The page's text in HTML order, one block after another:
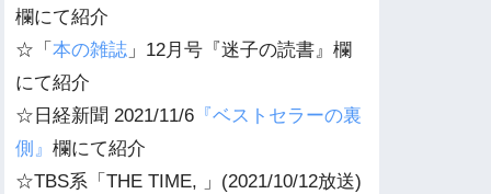
欄にて紹介
☆「 本の雑誌 」12月号『迷子の読書』欄
にて紹介
☆日経新聞 2021/11/6 『ベストセラーの裏
側』 欄にて紹介
☆TBS系「THE TIME, 」(2021/10/12放送)